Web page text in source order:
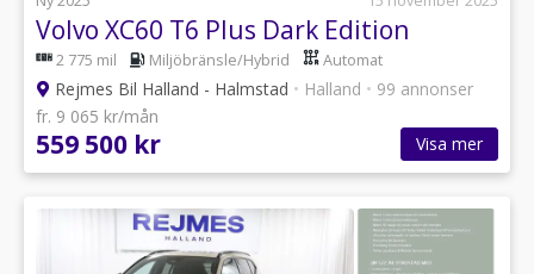
Volvo XC60 T6 Plus Dark Edition
2 775 mil Miljöbränsle/Hybrid Automat
Rejmes Bil Halland - Halmstad • Halland • 99 annonser
fr. 9 065 kr/mån
559 500 kr Visa mer